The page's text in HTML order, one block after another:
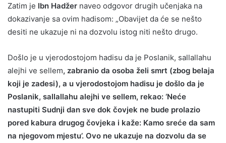
Zatim je Ibn Hadžer naveo odgovor drugih učenjaka na
dokazivanje sa ovim hadisom: „Obavijet da će se nešto
desiti ne ukazuje ni na dozvolu istog niti nešto drugo.
Došlo je u vjerodostojom hadisu da je Poslanik, sallallahu
alejhi ve sellem, zabranio da osoba želi smrt (zbog belaja
koji je zadesi), a u vjerodostojom hadisu je došlo da je
Poslanik, sallallahu alejhi ve sellem, rekao: ‘Neće
nastupiti Sudnji dan sve dok čovjek ne bude prolazio
pored kabura drugog čovjeka i kaže: Kamo sreće da sam
na njegovom mjestu’. Ovo ne ukazuje na dozvolu da se